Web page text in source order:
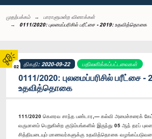
02
முதற்பக்கம்
பாராளுமன்ற வினாக்கள்
0111/2020: புலமைப்பரிசில் பரீட்சை - 2019: உதவித்தொகை
திகதி: 2020-09-22 பதிலளிக்கப்பட்டவைகள்
0111/2020: புலமைப்பரிசில் பரீட்சை -
உதவித்தொகை
111/2020 கௌரவ சாந்த பண்டார,— கல்வி அமைச்சரைக்
வருமானம் பெறுகின்ற குடும்பங்களில் இருந்து 05 ஆந் தரப்
சித்தியடையும் மாணவர்களுக்கு உதவித்தொகை